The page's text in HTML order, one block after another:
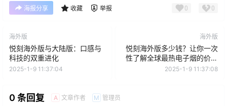
海报分享 收藏 举报 0 0
海外版
悦刻海外版与大陆版：口感与
科技的双重进化
2025-1-9 11:37:04
海外版
悦刻海外版多少钱？让你一次
性了解全球最热电子烟的价格
和购买方式！
2025-1-9 11:37:08
0 条回复 A 文章作者 M 管理员